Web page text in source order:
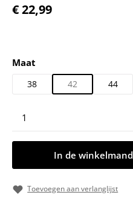
Normale prijs:
€ 22,99
Selecteer
Maat
38 42 44
Producthoeveelheid:
In de winkelmand
Toevoegen aan verlanglijst